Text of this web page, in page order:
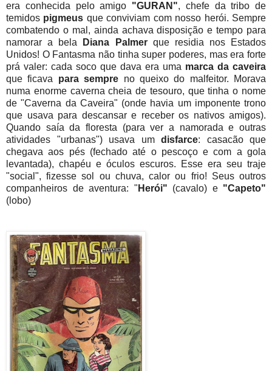
era conhecida pelo amigo "GURAN", chefe da tribo de
temidos pigmeus que conviviam com nosso herói. Sempre
combatendo o mal, ainda achava disposição e tempo para
namorar a bela
Diana Palmer que residia nos Estados
Unidos! O Fantasma não tinha super poderes, mas era forte
prá valer: cada soco que dava era uma marca da caveira
que ficava para sempre no queixo do malfeitor. Morava
numa enorme caverna cheia de tesouro, que tinha o nome
de "Caverna da Caveira" (onde havia um imponente trono
que usava para descansar e receber os nativos amigos).
Quando saía da floresta (para ver a namorada e outras
atividades "urbanas") usava um disfarce: casacão que
chegava aos pés (fechado até o pescoço e com a gola
levantada), chapéu e óculos escuros. Esse era seu traje
"social", fizesse sol ou chuva, calor ou frio! Seus outros
companheiros de aventura: " Herói" (cavalo) e "Capeto"
(lobo)